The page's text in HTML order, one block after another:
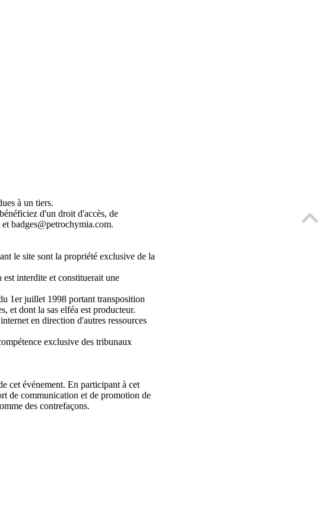
à un tiers.
d'un droit d'accès, de
badges@petrochymia.com.
le site sont la propriété exclusive de la
est interdite et constituerait une
1er juillet 1998 portant transposition
et dont la sas elféa est producteur.
en direction d'autres ressources
exclusive des tribunaux
cet événement. En participant à cet
de communication et de promotion de
des contrefaçons.